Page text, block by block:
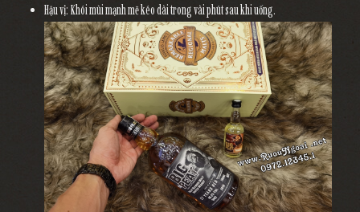
Hậu vị: Khói mùi mạnh mẽ kéo dài trong vài phút sau khi uống.